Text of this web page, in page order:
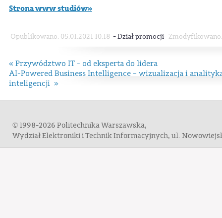
Strona www studiów»
Opublikowano: 05.01.2021 10:18 -Dział promocji Zmodyfikowano:
« Przywództwo IT - od eksperta do lidera
AI-Powered Business Intelligence – wizualizacja i
inteligencji »
© 1998-2026 Politechnika Warszawska,
Wydział Elektroniki i Technik Informacyjnych, ul.